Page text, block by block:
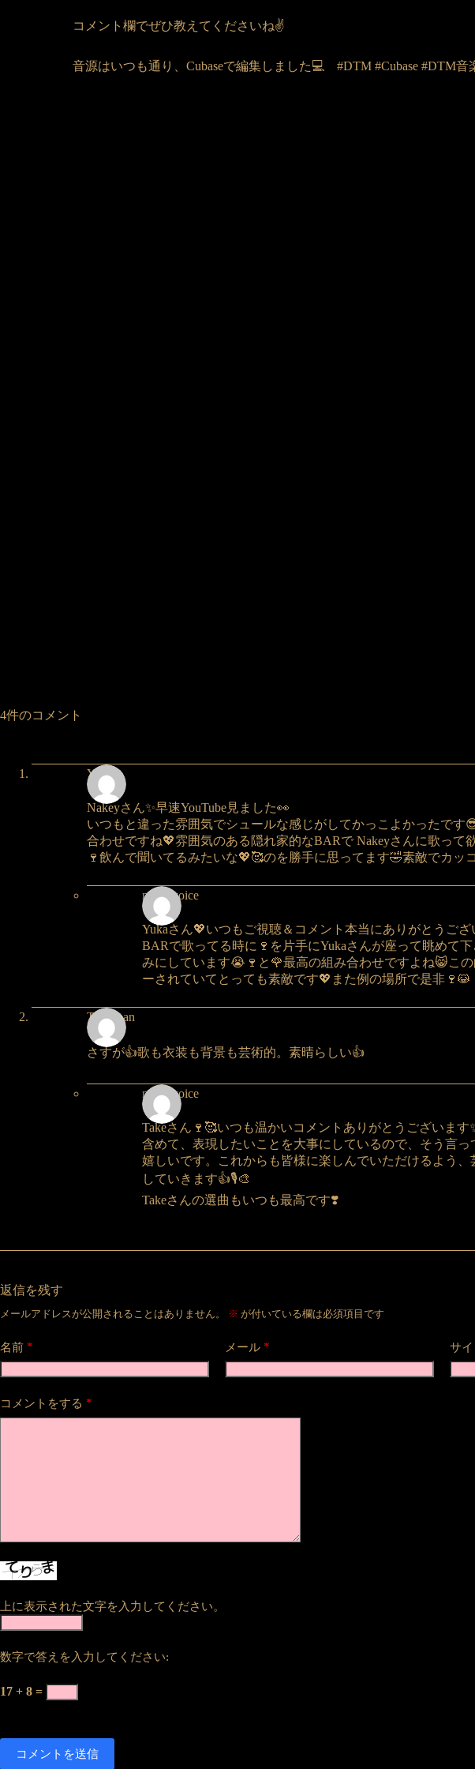
コメント欄でぜひ教えてくださいね✌️
音源はいつも通り、Cubaseで編集しました💻 #DTM #Cubase #DTM音
4件のコメント
Yuka
Nakeyさん✨早速YouTube見ました👀
いつもと違った雰囲気でシュールな感じがしてかっこよかったです
合わせですね💖雰囲気のある隠れ家的なBARで Nakeyさんに歌って
🍷飲んで聞いてるみたいな💖🥰のを勝手に思ってます🤣素敵でカッ
nakeyvoice
Yukaさん💖いつもご視聴＆コメント本当にありがとうござ
BARで歌ってる時に🍷を片手にYukaさんが座って眺めて
みにしています😭🍷と🌹最高の組み合わせですよね😸こ
ーされていてとっても素敵です💖また例の場所で是非🍷😹
Takechan
さすが👍歌も衣装も背景も芸術的。素晴らしい👍
nakeyvoice
Takeさん🍷🥰いつも温かいコメントありがとうございます
含めて、表現したいことを大事にしているので、そう言っ
嬉しいです。これからも皆様に楽しんでいただけるよう、
していきます👍🎙️🎨
Takeさんの選曲もいつも最高です❣️
返信を残す
メールアドレスが公開されることはありません。 ※ が付いている欄は必須項目です
名前 * メール * サイ
コメントをする *
上に表示された文字を入力してください。
数字で答えを入力してください:
17 + 8 =
コメントを送信